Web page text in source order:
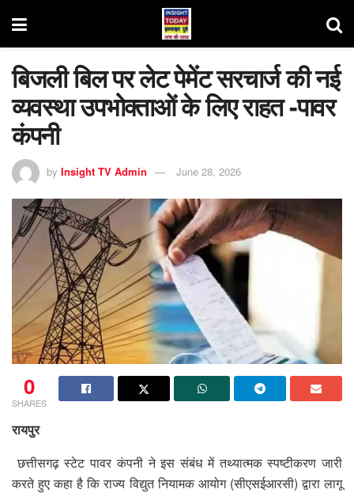
बिजली बिल पर लेट पेमेंट सरचार्ज की नई
व्यवस्था उपभोक्ताओं के लिए राहत -पावर
कंपनी
by Insight TV Admin June 28, 2026
0
SHARES
रायपुर
छत्तीसगढ़ स्टेट पावर कंपनी ने इस संबंध में तथ्यात्मक स्पष्टीकरण जारी
करते हुए कहा है कि राज्य विद्युत नियामक आयोग (सीएसईआरसी) द्वारा लागू